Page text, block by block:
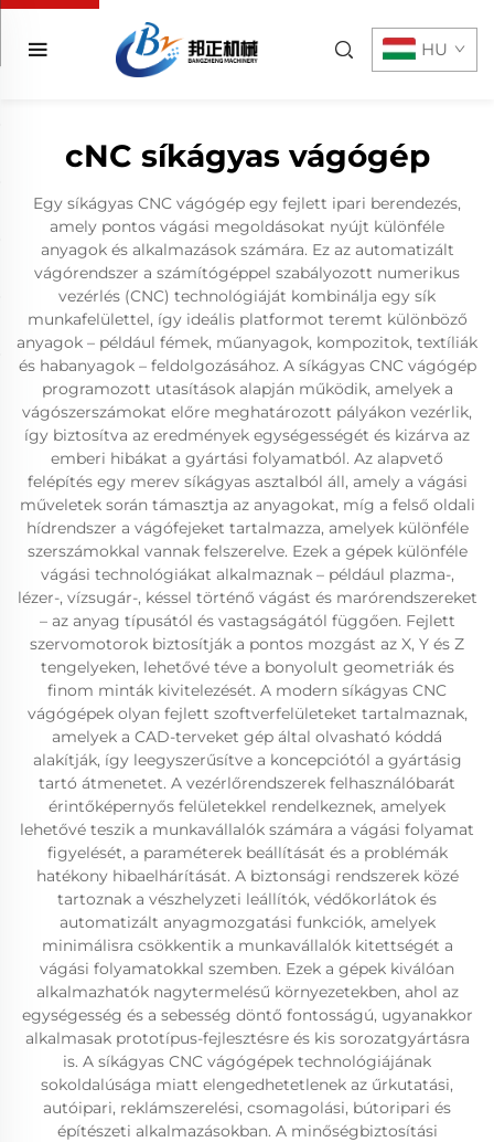
HU
cNC síkágyas vágógép
Egy síkágyas CNC vágógép egy fejlett ipari berendezés,
amely pontos vágási megoldásokat nyújt különféle
anyagok és alkalmazások számára. Ez az automatizált
vágórendszer a számítógéppel szabályozott numerikus
vezérlés (CNC) technológiáját kombinálja egy sík
munkafelülettel, így ideális platformot teremt különböző
anyagok – például fémek, műanyagok, kompozitok, textíliák
és habanyagok – feldolgozásához. A síkágyas CNC vágógép
programozott utasítások alapján működik, amelyek a
vágószerszámokat előre meghatározott pályákon vezérlik,
így biztosítva az eredmények egységességét és kizárva az
emberi hibákat a gyártási folyamatból. Az alapvető
felépítés egy merev síkágyas asztalból áll, amely a vágási
műveletek során támasztja az anyagokat, míg a felső oldali
hídrendszer a vágófejeket tartalmazza, amelyek különféle
szerszámokkal vannak felszerelve. Ezek a gépek különféle
vágási technológiákat alkalmaznak – például plazma-,
lézer-, vízsugár-, késsel történő vágást és marórendszereket
– az anyag típusától és vastagságától függően. Fejlett
szervomotorok biztosítják a pontos mozgást az X, Y és Z
tengelyeken, lehetővé téve a bonyolult geometriák és
finom minták kivitelezését. A modern síkágyas CNC
vágógépek olyan fejlett szoftverfelületeket tartalmaznak,
amelyek a CAD-terveket gép által olvasható kóddá
alakítják, így leegyszerűsítve a koncepciótól a gyártásig
tartó átmenetet. A vezérlőrendszerek felhasználóbarát
érintőképernyős felületekkel rendelkeznek, amelyek
lehetővé teszik a munkavállalók számára a vágási folyamat
figyelését, a paraméterek beállítását és a problémák
hatékony hibaelhárítását. A biztonsági rendszerek közé
tartoznak a vészhelyzeti leállítók, védőkorlátok és
automatizált anyagmozgatási funkciók, amelyek
minimálisra csökkentik a munkavállalók kitettségét a
vágási folyamatokkal szemben. Ezek a gépek kiválóan
alkalmazhatók nagytermelésű környezetekben, ahol az
egységesség és a sebesség döntő fontosságú, ugyanakkor
alkalmasak prototípus-fejlesztésre és kis sorozatgyártásra
is. A síkágyas CNC vágógépek technológiájának
sokoldalúsága miatt elengedhetetlenek az űrkutatási,
autóipari, reklámszerelési, csomagolási, bútoripari és
építészeti alkalmazásokban. A minőségbiztosítási